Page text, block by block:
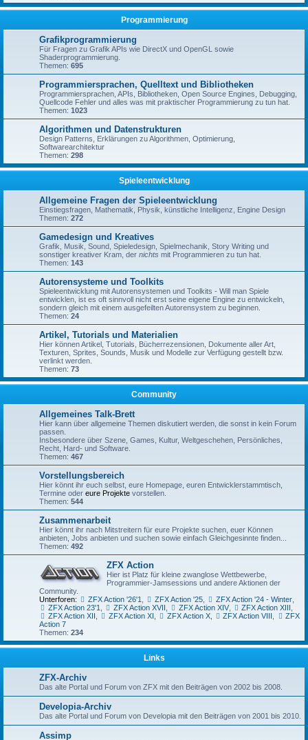
Programmierung
Grafikprogrammierung
Für Fragen zu Grafik APIs wie DirectX und OpenGL sowie
Shaderprogrammierung.
Themen: 695
Programmiersprachen, Quelltext und Bibliotheken
Programmiersprachen, APIs, Bibliotheken, Open Source Engines, Debugging,
Quellcode Fehler und alles was mit praktischer Programmierung zu tun hat.
Themen: 1023
Algorithmen und Datenstrukturen
Design Patterns, Erklärungen zu Algorithmen, Optimierung,
Softwarearchitektur
Themen: 298
Spieleentwicklung
Allgemeine Fragen der Spieleentwicklung
Einstiegsfragen, Mathematik, Physik, künstliche Intelligenz, Engine Design
Themen: 272
Gamedesign und Kreatives
Grafik, Musik, Sound, Spieledesign, Spielmechanik, Story Writing und
sonstiger kreativer Kram, der nichts mit Programmieren zu tun hat.
Themen: 143
Autorensysteme und Toolkits
Spieleentwicklung mit Autorensystemen und Toolkits - Will man Spiele
entwicklen, ist es oft sinnvoll nicht erst seine eigene Engine zu entwickeln,
sondern gleich mit einem ausgefeilten Autorensystem zu beginnen.
Themen: 24
Artikel, Tutorials und Materialien
Hier können Artikel, Tutorials, Bücherrezensionen, Dokumente aller Art,
Texturen, Sprites, Sounds, Musik und Modelle zur Verfügung gestellt bzw.
verlinkt werden.
Themen: 73
Community
Allgemeines Talk-Brett
Hier kann über allgemeine Themen diskutiert werden, die sonst in kein Forum
passen.
Insbesondere über Szene, Games, Kultur, Weltgeschehen, Persönliches,
Recht, Hard- und Software.
Themen: 467
Vorstellungsbereich
Hier könnt ihr euch selbst, eure Homepage, euren Entwicklerstammtisch,
Termine oder eure Projekte vorstellen.
Themen: 544
Zusammenarbeit
Hier könnt ihr nach Mitstreitern für eure Projekte suchen, euer Können
anbieten, Jobs anbieten und suchen sowie einfach Gleichgesinnte finden...
Themen: 492
ZFX Action
Hier ist Platz für kleine zwanglose Wettbewerbe,
Programmier-Jamsessions und andere Aktionen der
Community.
Unterforen:
ZFX Action '26'1, ZFX Action '25, ZFX Action '24 - Winter,
ZFX Action 23'1, ZFX Action XVII , ZFX Action XIV, ZFX Action XIII ,
ZFX Action XII , ZFX Action XI , ZFX Action X, ZFX Action VIII ,
ZFX
Action 7
Themen: 234
Links
ZFX-Archiv
Das alte Portal und Forum von ZFX mit den Beiträgen von 2002 bis 2008.
Developia-Archiv
Das alte Portal und Forum von Developia mit den Beiträgen von 2001 bis 2010.
Assimp